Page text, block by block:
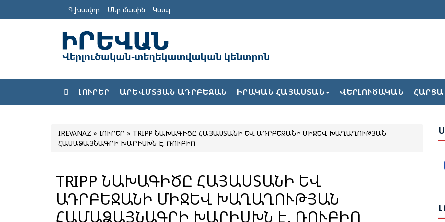
Գլխավոր Մեր մասին Կապ
ԼՈՒՐԵՐ ԱՐԵՎՄՏՅԱՆ ԱԴՐԲԵՋԱՆ ԻՐԱԿԱՆ ՀԱՅԱՍՏԱՆ ՎԵՐԼՈՒԾԱԿԱՆ
IREVANAZ » ԼՈՒՐԵՐ » TRIPP ՆԱԽԱԳԻԾԸ ՀԱՅԱՍՏԱՆԻ ԵՎ ԱԴՐԲԵՋԱՆԻ ՄԻՋԵՎ ԽԱՂԱՂՈՒԹՅԱՆ
ՀԱՄԱՁԱՅՆԱԳՐԻ ԽԱՐԻՍԽՆ Է. ՌՈՒԲԻՈ
TRIPP ՆԱԽԱԳԻԾԸ ՀԱՅԱՍՏԱՆԻ ԵՎ
ԱԴՐԲԵՋԱՆԻ ՄԻՋԵՎ ԽԱՂԱՂՈՒԹՅԱՆ
ՀԱՄԱՁԱՅՆԱԳՐԻ ԽԱՐԻՍԽՆ Է. ՌՈՒԲԻՈ